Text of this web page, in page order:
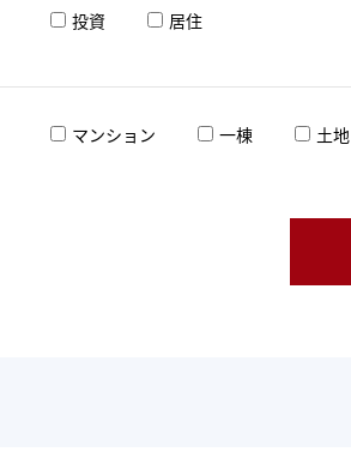
投資 居住
マンション 一棟 土地